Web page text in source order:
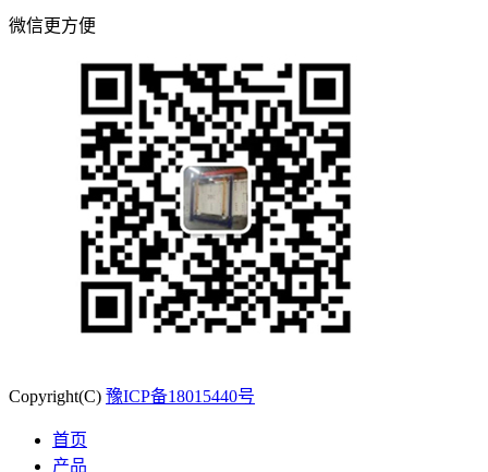
微信更方便
Copyright(C) 豫ICP备18015440号
首页
产品